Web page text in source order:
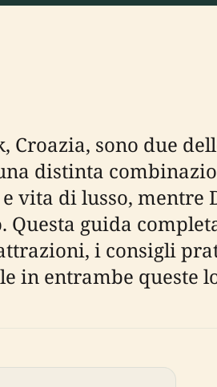
Croazia, sono due
distinta
vita di lusso,
guida
i consigli
in entrambe queste